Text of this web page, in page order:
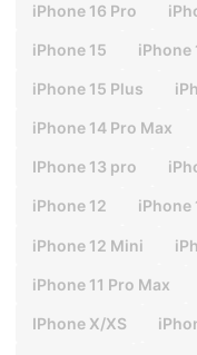
iPhone 16 Pro
iPhone 15 iPhone
iPhone 15 Plus
iPhone 14 Pro Max
IPhone 13 pro
iPhone 12 iPhone
iPhone 12 Mini
iPhone 11 Pro Max
IPhone X/XS